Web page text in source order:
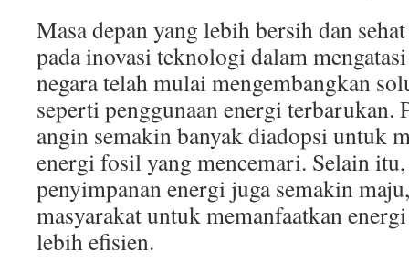
Masa depan yang lebih bersih dan
pada inovasi teknologi dalam
negara telah mulai mengembangkan
seperti penggunaan energi terbarukan.
angin semakin banyak diadopsi untuk
energi fosil yang mencemari. Selain
penyimpanan energi juga semakin
masyarakat untuk memanfaatkan
lebih efisien.